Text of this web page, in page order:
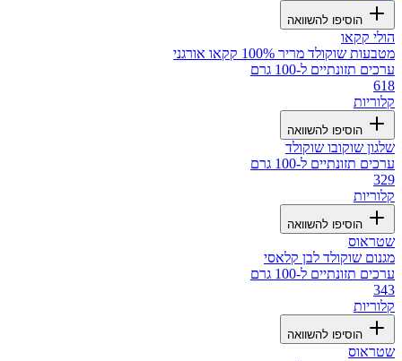
הוסיפו להשוואה
הולי קקאו
מטבעות שוקולד מריר 100% קקאו אורגני
ערכים תזונתיים ל-100 גרם
618
קלוריות
הוסיפו להשוואה
שלגון שוקובו שוקולד
ערכים תזונתיים ל-100 גרם
329
קלוריות
הוסיפו להשוואה
שטראוס
מגנום שוקולד לבן קלאסי
ערכים תזונתיים ל-100 גרם
343
קלוריות
הוסיפו להשוואה
שטראוס